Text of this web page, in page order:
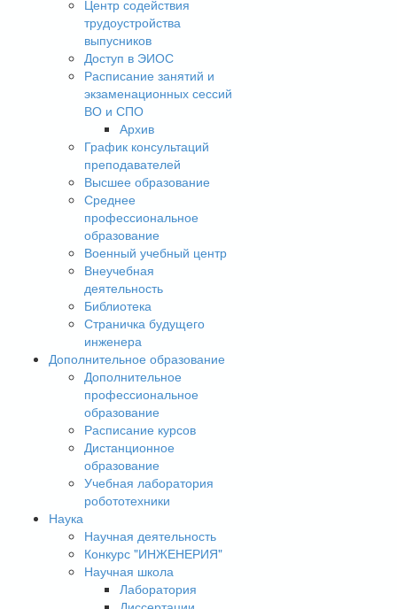
Центр содействия
трудоустройства
выпусников
Доступ в ЭИОС
Расписание занятий и
экзаменационных сессий
ВО и СПО
Архив
График консультаций
преподавателей
Высшее образование
Среднее
профессиональное
образование
Военный учебный центр
Внеучебная
деятельность
Библиотека
Страничка будущего
инженера
Дополнительное образование
Дополнительное
профессиональное
образование
Расписание курсов
Дистанционное
образование
Учебная лаборатория
робототехники
Наука
Научная деятельность
Конкурс "ИНЖЕНЕРИЯ"
Научная школа
Лаборатория